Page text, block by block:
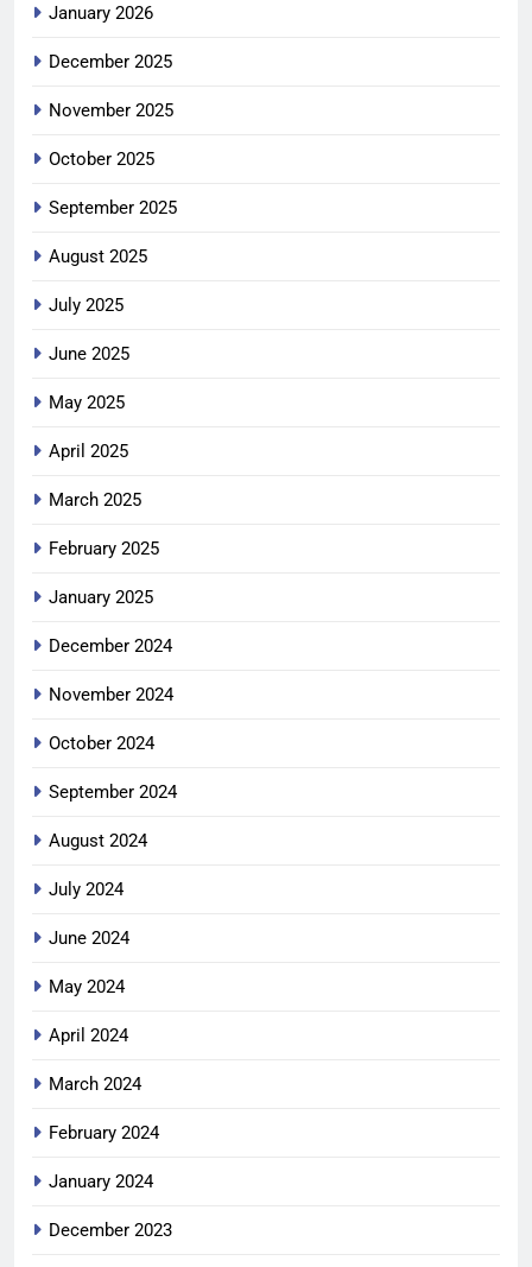
January 2026
December 2025
November 2025
October 2025
September 2025
August 2025
July 2025
June 2025
May 2025
April 2025
March 2025
February 2025
January 2025
December 2024
November 2024
October 2024
September 2024
August 2024
July 2024
June 2024
May 2024
April 2024
March 2024
February 2024
January 2024
December 2023